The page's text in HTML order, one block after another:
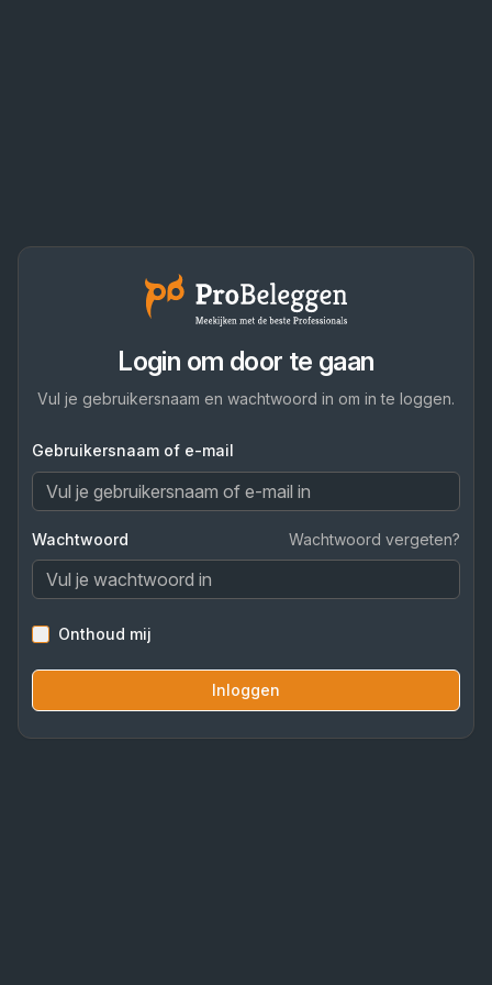
Login om door te gaan
Vul je gebruikersnaam en wachtwoord in om in te loggen.
Gebruikersnaam of e-mail
Wachtwoord Wachtwoord vergeten?
Onthoud mij
Inloggen